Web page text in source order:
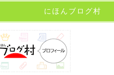
にほんブログ村